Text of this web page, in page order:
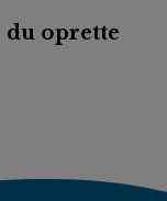
oprette